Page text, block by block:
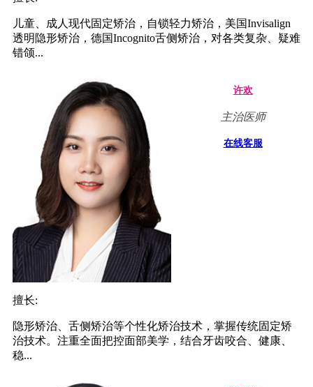
儿童、成人现代固定矫治，自锁轻力矫治，美国Invisalign
透明隐形矫治，德国Incognito舌侧矫治，对各类复杂、疑难
错颌...
许欢
主治医师
在线客服
擅长:
隐形矫治、舌侧矫治等个性化矫治技术，掌握传统固定矫
治技术。注重全面把控面部美学，结合牙齿咬合、健康、
稳...